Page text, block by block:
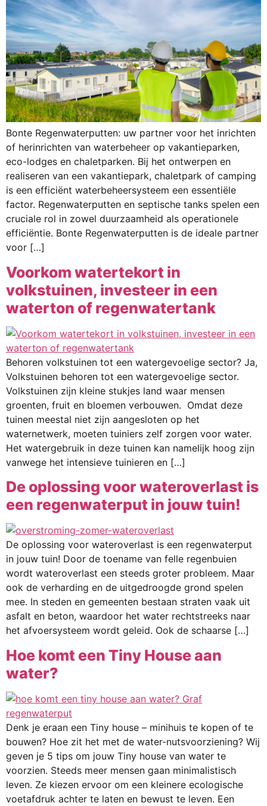
Bonte Regenwaterputten: uw partner voor het inrichten
of herinrichten van waterbeheer op vakantieparken,
eco-lodges en chaletparken. Bij het ontwerpen en
realiseren van een vakantiepark, chaletpark of camping
is een efficiënt waterbeheersysteem een essentiële
factor. Regenwaterputten en septische tanks spelen een
cruciale rol in zowel duurzaamheid als operationele
efficiëntie. Bonte Regenwaterputten is de ideale partner
voor […]
Voorkom watertekort in
volkstuinen, investeer in een
waterton of regenwatertank
Behoren volkstuinen tot een watergevoelige sector? Ja,
Volkstuinen behoren tot een watergevoelige sector.
Volkstuinen zijn kleine stukjes land waar mensen
groenten, fruit en bloemen verbouwen. Omdat deze
tuinen meestal niet zijn aangesloten op het
waternetwerk, moeten tuiniers zelf zorgen voor water.
Het watergebruik in deze tuinen kan namelijk hoog zijn
vanwege het intensieve tuinieren en […]
De oplossing voor wateroverlast is
een regenwaterput in jouw tuin!
De oplossing voor wateroverlast is een regenwaterput
in jouw tuin! Door de toename van felle regenbuien
wordt wateroverlast een steeds groter probleem. Maar
ook de verharding en de uitgedroogde grond spelen
mee. In steden en gemeenten bestaan straten vaak uit
asfalt en beton, waardoor het water rechtstreeks naar
het afvoersysteem wordt geleid. Ook de schaarse […]
Hoe komt een Tiny House aan
water?
Denk je eraan een Tiny house – minihuis te kopen of te
bouwen? Hoe zit het met de water-nutsvoorziening? Wij
geven je 5 tips om jouw Tiny house van water te
voorzien. Steeds meer mensen gaan minimalistisch
leven. Ze kiezen ervoor om een kleinere ecologische
voetafdruk achter te laten en bewust te leven. Een